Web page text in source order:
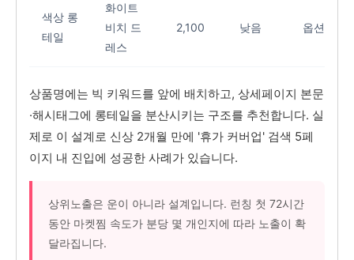
색상 롱
테일
화이트
비치 드
레스
2,100 낮음 옵션명
상품명에는 빅 키워드를 앞에 배치하고, 상세페이지 본문
·해시태그에 롱테일을 분산시키는 구조를 추천합니다. 실
제로 이 설계로 신상 2개월 만에 '휴가 커버업' 검색 5페
이지 내 진입에 성공한 사례가 있습니다.
상위노출은 운이 아니라 설계입니다. 런칭 첫 72시간
동안 마켓찜 속도가 분당 몇 개인지에 따라 노출이 확
달라집니다.